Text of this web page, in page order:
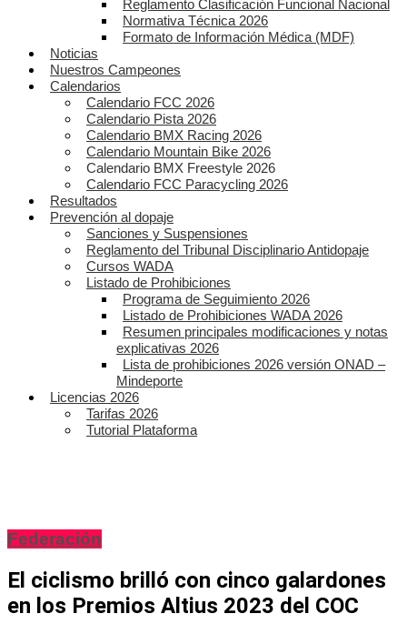
Reglamento Clasificación Funcional Nacional
Normativa Técnica 2026
Formato de Información Médica (MDF)
Noticias
Nuestros Campeones
Calendarios
Calendario FCC 2026
Calendario Pista 2026
Calendario BMX Racing 2026
Calendario Mountain Bike 2026
Calendario BMX Freestyle 2026
Calendario FCC Paracycling 2026
Resultados
Prevención al dopaje
Sanciones y Suspensiones
Reglamento del Tribunal Disciplinario Antidopaje
Cursos WADA
Listado de Prohibiciones
Programa de Seguimiento 2026
Listado de Prohibiciones WADA 2026
Resumen principales modificaciones y notas
explicativas 2026
Lista de prohibiciones 2026 versión ONAD –
Mindeporte
Licencias 2026
Tarifas 2026
Tutorial Plataforma
Federación
El ciclismo brilló con cinco galardones
en los Premios Altius 2023 del COC